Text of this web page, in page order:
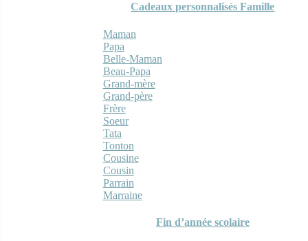
Cadeaux personnalisés Famille
Maman
Papa
Belle-Maman
Beau-Papa
Grand-mère
Grand-père
Frère
Soeur
Tata
Tonton
Cousine
Cousin
Parrain
Marraine
Fin d’année scolaire